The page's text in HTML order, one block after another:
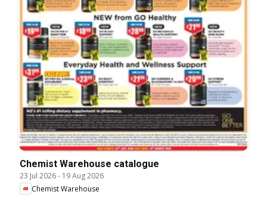
Chemist Warehouse catalogue
23 Jul 2026- 19 Aug 2026
Chemist Warehouse